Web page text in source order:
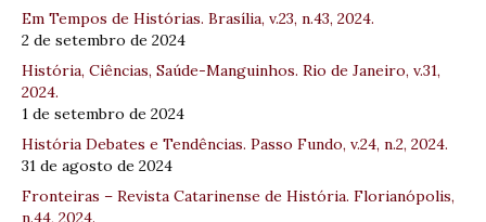
Em Tempos de Histórias. Brasília, v.23, n.43, 2024.
2 de setembro de 2024
História, Ciências, Saúde-Manguinhos. Rio de Janeiro, v.31,
2024.
1 de setembro de 2024
História Debates e Tendências. Passo Fundo, v.24, n.2, 2024.
31 de agosto de 2024
Fronteiras – Revista Catarinense de História. Florianópolis,
n.44, 2024.